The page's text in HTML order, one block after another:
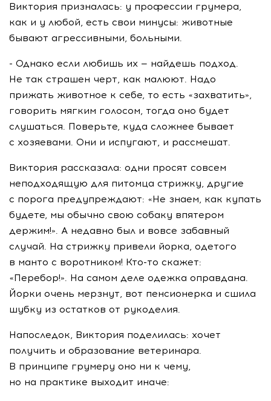
Виктория призналась: у профессии грумера,
как и у любой, есть свои минусы: животные
бывают агрессивными, больными.
- Однако если любишь их — найдешь подход.
Не так страшен черт, как малюют. Надо
прижать животное к себе, то есть «захватить»,
говорить мягким голосом, тогда оно будет
слушаться. Поверьте, куда сложнее бывает
с хозяевами. Они и испугают, и рассмешат.
Виктория рассказала: одни просят совсем
неподходящую для питомца стрижку, другие
с порога предупреждают: «Не знаем, как купать
будете, мы обычно свою собаку впятером
держим!». А недавно был и вовсе забавный
случай. На стрижку привели йорка, одетого
в манто с воротником! Кто-то скажет:
«Перебор!». На самом деле одежка оправдана.
Йорки очень мерзнут, вот пенсионерка и сшила
шубку из остатков от рукоделия.
Напоследок, Виктория поделилась: хочет
получить и образование ветеринара.
В принципе грумеру оно ни к чему,
но на практике выходит иначе: